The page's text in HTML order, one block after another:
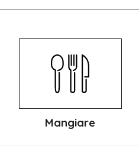
Mangiare